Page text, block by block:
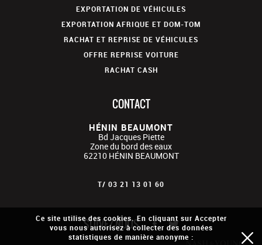
EXPORTATION DE VÉHICULES
EXPORTATION AFRIQUE ET DOM-TOM
RACHAT ET REPRISE DE VÉHICULES
OFFRE REPRISE VOITURE
RACHAT CASH
CONTACT
HÉNIN BEAUMONT
Bd Jacques Piette
Zone du bord des eaux
62210 HÉNIN BEAUMONT
T/ 03 21 13 01 60
SUIVEZ-NOUS
Ce site utilise des cookies. En cliquant sur Accepter
vous nous autorisez à collecter des données
statistiques de manière anonyme :